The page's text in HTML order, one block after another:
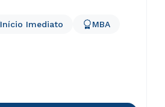
Início Imediato MBA